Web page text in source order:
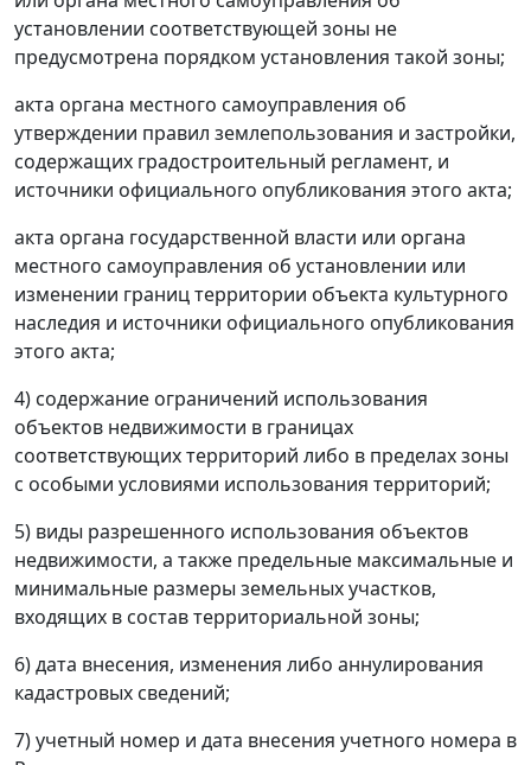
установлении соответствующей зоны не
предусмотрена порядком установления такой зоны;
акта органа местного самоуправления об
утверждении правил землепользования и застройки,
содержащих градостроительный регламент, и
источники официального опубликования этого акта;
акта органа государственной власти или органа
местного самоуправления об установлении или
изменении границ территории объекта культурного
наследия и источники официального опубликования
этого акта;
4) содержание ограничений использования
объектов недвижимости в границах
соответствующих территорий либо в пределах зоны
с особыми условиями использования территорий;
5) виды разрешенного использования объектов
недвижимости, а также предельные максимальные и
минимальные размеры земельных участков,
входящих в состав территориальной зоны;
6) дата внесения, изменения либо аннулирования
кадастровых сведений;
7) учетный номер и дата внесения учетного номера в